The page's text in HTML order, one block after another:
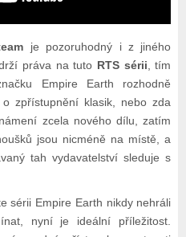
je pozoruhodný i z jiného
práva na tuto RTS sérii , tím
Empire Earth rozhodně
zpřístupnění klasik, nebo zda
zcela nového dílu, zatím
jsou nicméně na místě, a
tah vydavatelství sleduje s
sérii Empire Earth nikdy nehráli
nyní je ideální příležitost.